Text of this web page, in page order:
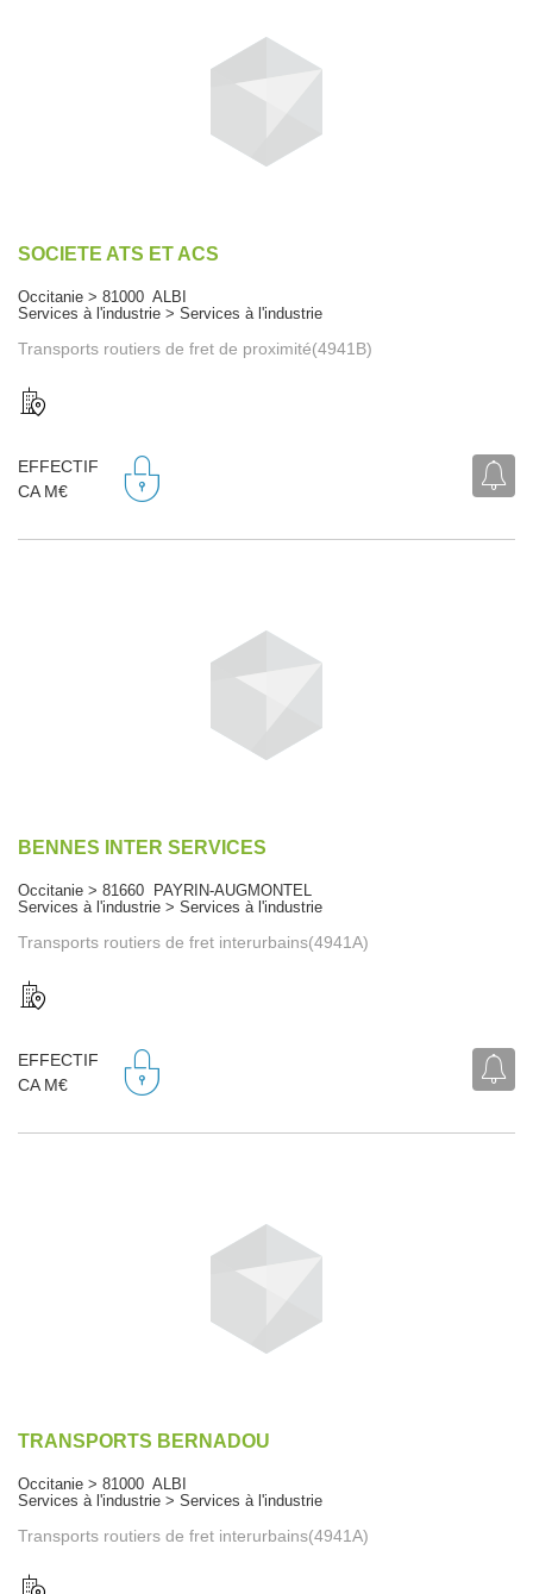
SOCIETE ATS ET ACS
Occitanie > 81000 ALBI
Services à l'industrie > Services à l'industrie
Transports routiers de fret de proximité(4941B)
EFFECTIF
CA M€
BENNES INTER SERVICES
Occitanie > 81660 PAYRIN-AUGMONTEL
Services à l'industrie > Services à l'industrie
Transports routiers de fret interurbains(4941A)
EFFECTIF
CA M€
TRANSPORTS BERNADOU
Occitanie > 81000 ALBI
Services à l'industrie > Services à l'industrie
Transports routiers de fret interurbains(4941A)